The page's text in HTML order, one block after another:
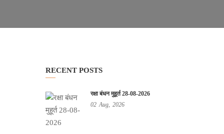
RECENT POSTS
रक्षा बंधन मुहूर्त 28-08-2026
02 Aug, 2026